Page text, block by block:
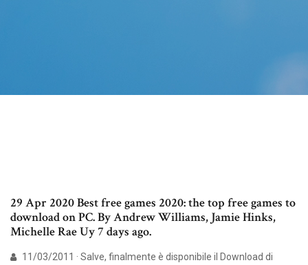
29 Apr 2020 Best free games 2020: the top free games to
download on PC. By Andrew Williams, Jamie Hinks,
Michelle Rae Uy 7 days ago.
11/03/2011 · Salve, finalmente è disponibile il Download di